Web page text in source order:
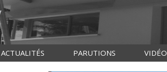
ACTUALITÉS PARUTIONS VIDÉO